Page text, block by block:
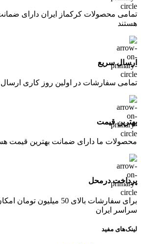
تمامی محصولات کرکماز ایران دارای
هستند
ارسال سریع
تمامی سفارشات در اولین روز کاری
بهترین قیمت
محصولات ما دارای ضمانت بهترین قیمت
پرداخت درمحل
برای سفارشات بالای 50
سراسر ایران
لینک‌های مفید